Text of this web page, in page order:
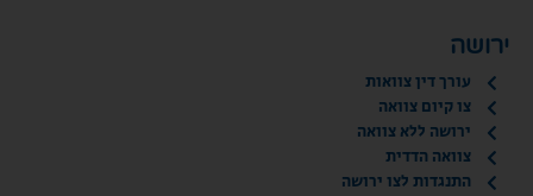
ירושה
עורך דין צוואות
צו קיום צוואה
ירושה ללא צוואה
צוואה הדדית
התנגדות לצו ירושה